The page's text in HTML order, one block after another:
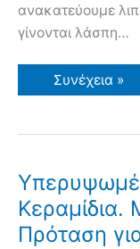
ανακατεύουμε
γίνονται λάσπη…
Βιομηχανικά
και
(Κοπριά,
Λίπανση,
Αμειψισπορά,
Χώματα)
Συνέχεια »
Κεραμίδια.
Πρόταση